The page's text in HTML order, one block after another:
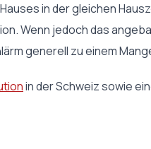
in der gleichen
Wenn jedoch das
generell zu einem
in der Schweiz sowie